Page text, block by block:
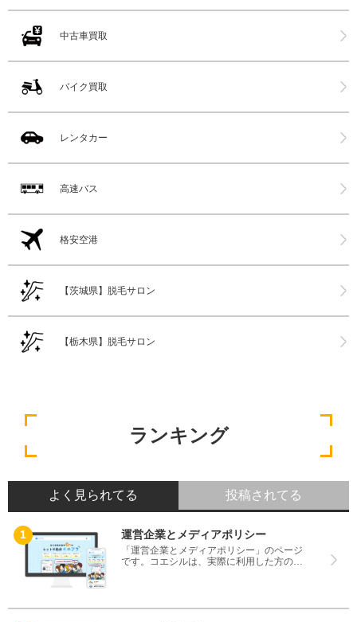
中古車買取
バイク買取
レンタカー
高速バス
格安空港
【茨城県】脱毛サロン
【栃木県】脱毛サロン
ランキング
よく見られてる 投稿されてる
運営企業とメディアポリシー
「運営企業とメディアポリシー」のページ
です。コエシルは、実際に利用した方の口
なく、悪い口コミもしっかり掲載している